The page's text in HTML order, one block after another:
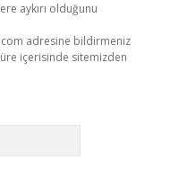
aykırı olduğunu
adresine bildirmeniz
içerisinde sitemizden